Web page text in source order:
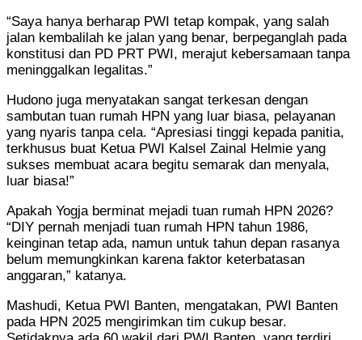
“Saya hanya berharap PWI tetap kompak, yang salah
jalan kembalilah ke jalan yang benar, berpeganglah pada
konstitusi dan PD PRT PWI, merajut kebersamaan tanpa
meninggalkan legalitas.”
Hudono juga menyatakan sangat terkesan dengan
sambutan tuan rumah HPN yang luar biasa, pelayanan
yang nyaris tanpa cela. “Apresiasi tinggi kepada panitia,
terkhusus buat Ketua PWI Kalsel Zainal Helmie yang
sukses membuat acara begitu semarak dan menyala,
luar biasa!”
Apakah Yogja berminat mejadi tuan rumah HPN 2026?
“DIY pernah menjadi tuan rumah HPN tahun 1986,
keinginan tetap ada, namun untuk tahun depan rasanya
belum memungkinkan karena faktor keterbatasan
anggaran,” katanya.
Mashudi, Ketua PWI Banten, mengatakan, PWI Banten
pada HPN 2025 mengirimkan tim cukup besar.